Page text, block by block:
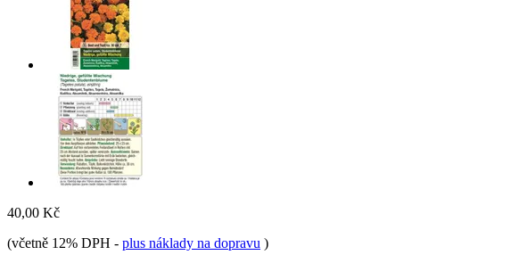
40,00 Kč
(včetně 12% DPH - plus náklady na dopravu )